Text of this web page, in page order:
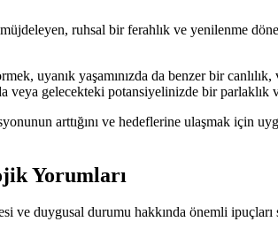
ruhsal bir ferahlık ve yenilenme
uyanık yaşamınızda da benzer bir
gelecekteki potansiyelinizde bir parlaklık
arttığını ve hedeflerine ulaşmak için
Yorumları
duygusal durumu hakkında önemli